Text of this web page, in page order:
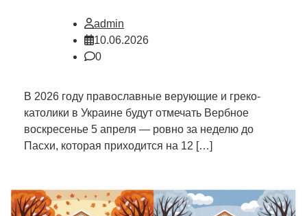
admin
10.06.2026
0
В 2026 году православные верующие и греко-
католики в Украине будут отмечать Вербное
воскресенье 5 апреля — ровно за неделю до
Пасхи, которая приходится на 12 […]